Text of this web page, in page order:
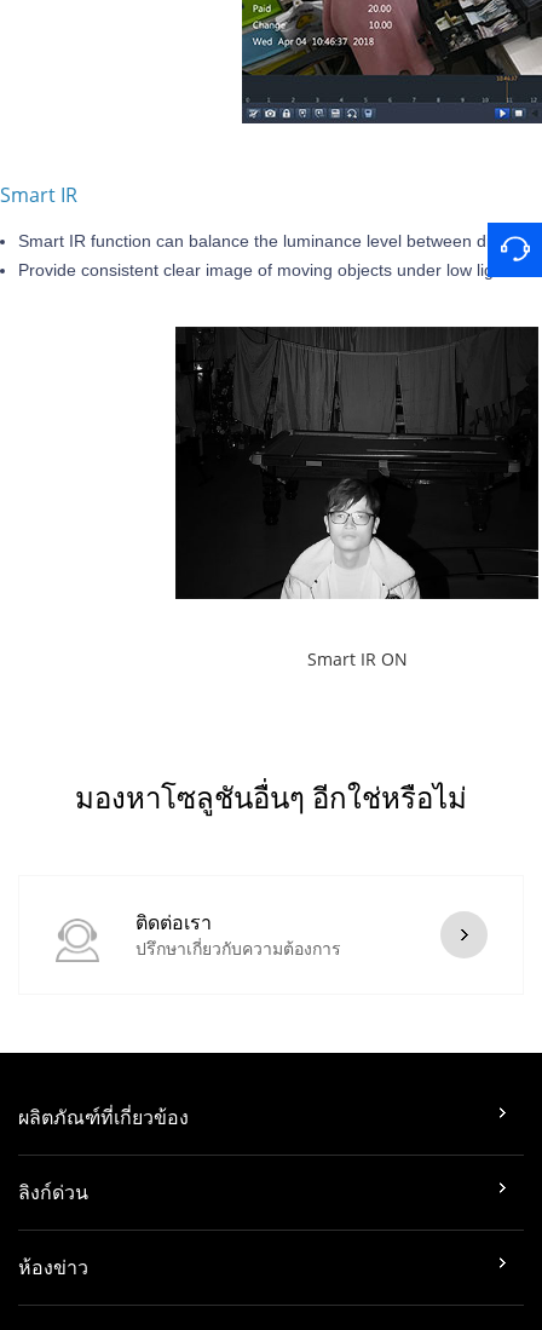
Smart IR
Smart IR function can balance the luminance level between distant
Provide consistent clear image of moving objects under low light
Smart IR ON
มองหาโซลูชันอื่นๆ อีกใช่หรือไม่
ติดต่อเรา
ปรึกษาเกี่ยวกับความต้องการ
ผลิตภัณฑ์ที่เกี่ยวข้อง
ลิงก์ด่วน
ห้องข่าว